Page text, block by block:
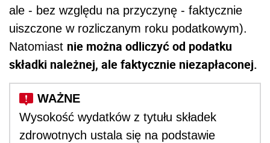
ale - bez względu na przyczynę - faktycznie
uiszczone w rozliczanym roku podatkowym).
Natomiast nie można odliczyć od podatku
składki należnej, ale faktycznie niezapłaconej.
Wysokość wydatków z tytułu składek
zdrowotnych ustala się na podstawie